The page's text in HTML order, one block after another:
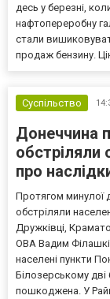
десь у березні,
нафтопереробну
стали
продаж бензину.
Суспільство
Донеччина
обстріляли
про
Протягом минулої
обстріляли
Дружківці,
ОВА Вадим
населені пункти
Білозерському дві
пошкоджена. У